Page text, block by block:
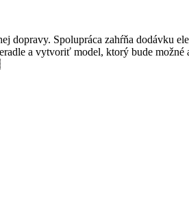
dopravy. Spolupráca zahŕňa dodávku
a vytvoriť model, ktorý bude